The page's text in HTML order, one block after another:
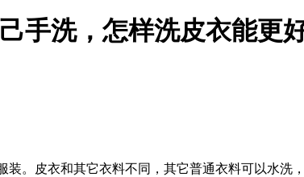
手洗，怎样洗皮衣能更
。皮衣和其它衣料不同，其它普通衣料可以水